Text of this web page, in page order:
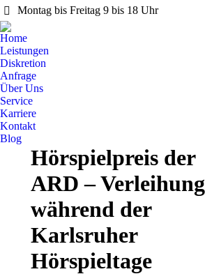
Montag bis Freitag 9 bis 18 Uhr
Home
Leistungen
Diskretion
Anfrage
Über Uns
Service
Karriere
Kontakt
Blog
Hörspielpreis der
ARD – Verleihung
während der
Karlsruher
Hörspieltage